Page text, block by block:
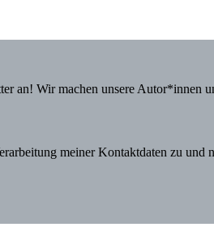
an! Wir machen unsere Autor*innen
meiner Kontaktdaten zu und